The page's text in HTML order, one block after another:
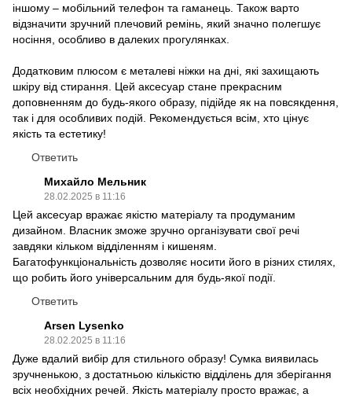
іншому – мобільний телефон та гаманець. Також варто
відзначити зручний плечовий ремінь, який значно полегшує
носіння, особливо в далеких прогулянках.
Додатковим плюсом є металеві ніжки на дні, які захищають
шкіру від стирання. Цей аксесуар стане прекрасним
доповненням до будь-якого образу, підійде як на повсякдення,
так і для особливих подій. Рекомендується всім, хто цінує
якість та естетику!
Ответить
Михайло Мельник
28.02.2025 в 11:16
Цей аксесуар вражає якістю матеріалу та продуманим
дизайном. Власник зможе зручно організувати свої речі
завдяки кільком відділенням і кишеням.
Багатофункціональність дозволяє носити його в різних стилях,
що робить його універсальним для будь-якої події.
Ответить
Arsen Lysenko
28.02.2025 в 11:16
Дуже вдалий вибір для стильного образу! Сумка виявилась
зручненькою, з достатньою кількістю відділень для зберігання
всіх необхідних речей. Якість матеріалу просто вражає, а